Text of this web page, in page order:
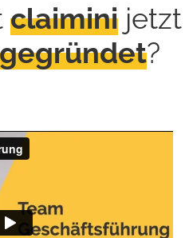
claimini jetzt
gegründet?